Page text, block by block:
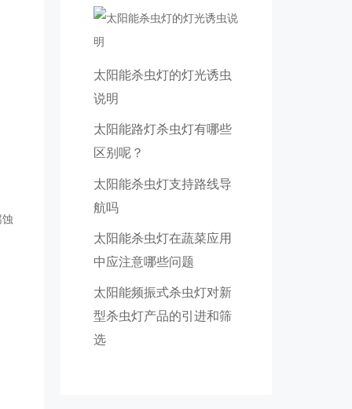
太阳能杀虫灯的灯光诱虫
说明
太阳能路灯杀虫灯有哪些
区别呢？
太阳能杀虫灯支持路线导
航吗
太阳能杀虫灯在蔬菜应用
中应注意哪些问题
太阳能频振式杀虫灯对新
型杀虫灯产品的引进和筛
选